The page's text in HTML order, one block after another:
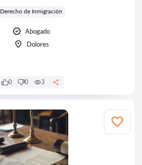
Derecho de Inmigración
Abogado
Dolores
0 0 3